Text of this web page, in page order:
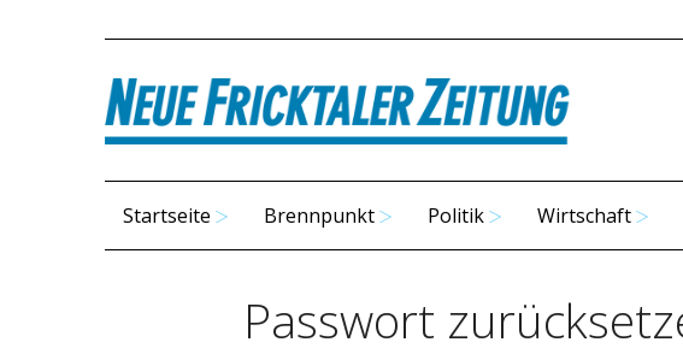
Startseite Brennpunkt Politik Wirtschaft